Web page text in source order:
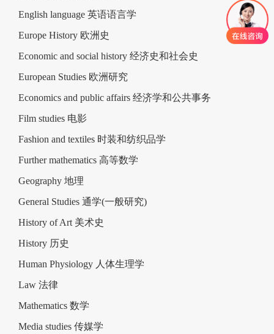
English language 英语语言学
Europe History 欧洲史
Economic and social history 经济史和社会史
European Studies 欧洲研究
Economics and public affairs 经济学和公共事务
Film studies 电影
Fashion and textiles 时装和纺织品学
Further mathematics 高等数学
Geography 地理
General Studies 通学(一般研究)
History of Art 美术史
History 历史
Human Physiology 人体生理学
Law 法律
Mathematics 数学
Media studies 传媒学